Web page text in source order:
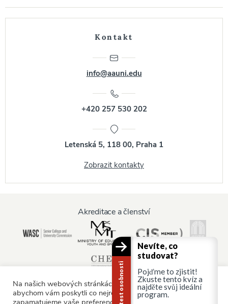
Kontakt
info@aauni.edu
+420 257 530 202
Letenská 5, 118 00, Praha 1
Zobrazit kontakty
Akreditace a členství
Na našich webových stránkách používáme soubory cookie,
abychom vám poskytli co nejrelevantnější služby tím, že si
zapamatujeme vaše preference a opakované návštěvy.
Nevíte, co
studovat?
Pojďme to zjistit!
Zkuste tento kvíz a
najděte svůj ideální
program.